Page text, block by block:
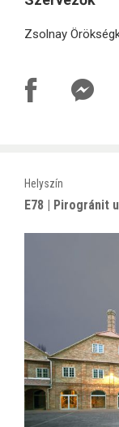
Zsolnay
Helyszín
E78 | Pirogránit